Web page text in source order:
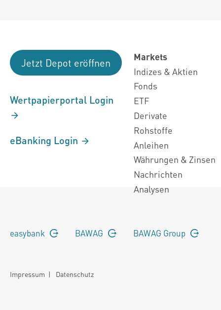
Jetzt Depot eröffnen
Wertpapierportal Login
eBanking Login
Markets
Indizes & Aktien
Fonds
ETF
Derivate
Rohstoffe
Anleihen
Währungen & Zinsen
Nachrichten
Analysen
easybank BAWAG BAWAG Group
Impressum | Datenschutz